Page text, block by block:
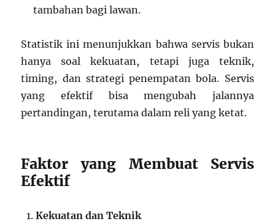
tambahan bagi lawan.
Statistik ini menunjukkan bahwa servis bukan
hanya soal kekuatan, tetapi juga teknik,
timing, dan strategi penempatan bola. Servis
yang efektif bisa mengubah jalannya
pertandingan, terutama dalam reli yang ketat.
Faktor yang Membuat Servis
Efektif
Kekuatan dan Teknik